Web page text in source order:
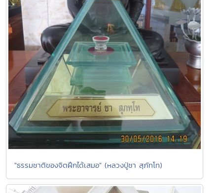
"ธรรมชาติของจิตฝึกได้เสมอ" (หลวงปู่ชา สุภัทโท)